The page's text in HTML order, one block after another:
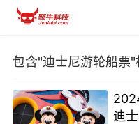
包含"迪士尼游轮船票"
迪